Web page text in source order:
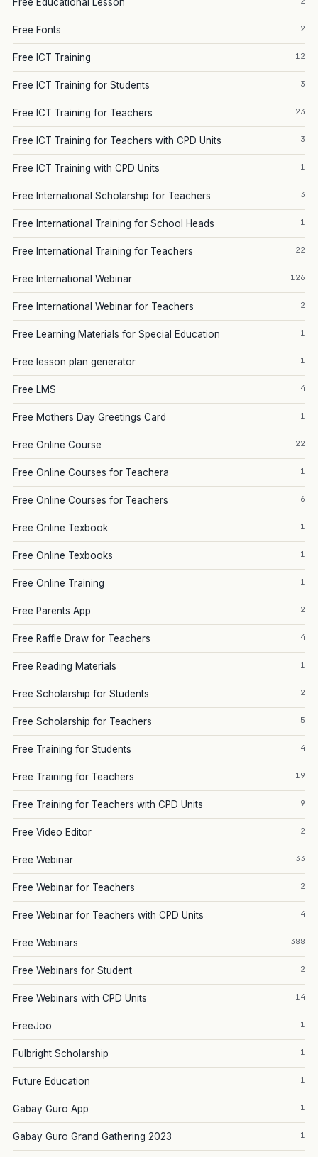
Free Fonts 2
Free ICT Training 12
Free ICT Training for Students 3
Free ICT Training for Teachers 23
Free ICT Training for Teachers with CPD Units 3
Free ICT Training with CPD Units 1
Free International Scholarship for Teachers 3
Free International Training for School Heads 1
Free International Training for Teachers 22
Free International Webinar 126
Free International Webinar for Teachers 2
Free Learning Materials for Special Education 1
Free lesson plan generator 1
Free LMS 4
Free Mothers Day Greetings Card 1
Free Online Course 22
Free Online Courses for Teachera 1
Free Online Courses for Teachers 6
Free Online Texbook 1
Free Online Texbooks 1
Free Online Training 1
Free Parents App 2
Free Raffle Draw for Teachers 4
Free Reading Materials 1
Free Scholarship for Students 2
Free Scholarship for Teachers 5
Free Training for Students 4
Free Training for Teachers 19
Free Training for Teachers with CPD Units 9
Free Video Editor 2
Free Webinar 33
Free Webinar for Teachers 2
Free Webinar for Teachers with CPD Units 4
Free Webinars 388
Free Webinars for Student 2
Free Webinars with CPD Units 14
FreeJoo 1
Fulbright Scholarship 1
Future Education 1
Gabay Guro App 1
Gabay Guro Grand Gathering 2023 1